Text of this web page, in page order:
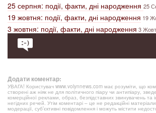
25 серпня: події, факти, дні народження 25
19 жовтня: події, факти, дні народження 19
3 жовтня: події, факти, дні народження 3
Додати коментар:
УВАГА! Користувач www.volynnews.com має розуміти, що
створені аж ніяк не для політичного піару чи антипіару,
комерційної реклами, образ, безпідставних звинувачень та
негідних речей. Утім коментарі – це не редакційні
модерації, суб’єктивні повідомлення і можуть містити